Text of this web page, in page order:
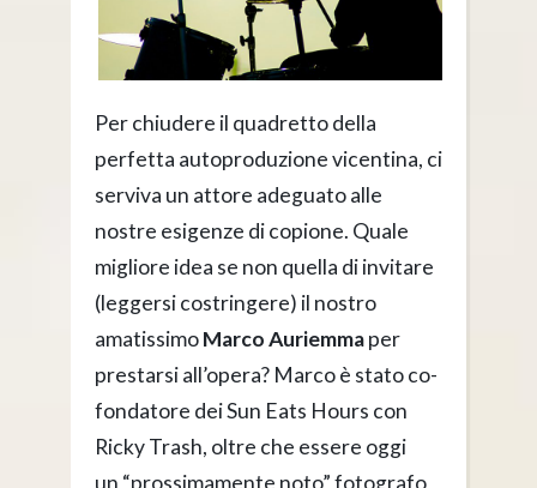
Per chiudere il quadretto della
perfetta autoproduzione vicentina, ci
serviva un attore adeguato alle
nostre esigenze di copione. Quale
migliore idea se non quella di invitare
(leggersi costringere) il nostro
amatissimoMarco Auriemmaper
prestarsi all’opera? Marco è stato co-
fondatore dei Sun Eats Hours con
Ricky Trash, oltre che essere oggi
un “prossimamente noto” fotografo